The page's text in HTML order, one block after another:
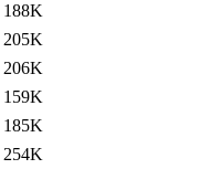
188K
205K
206K
159K
185K
254K